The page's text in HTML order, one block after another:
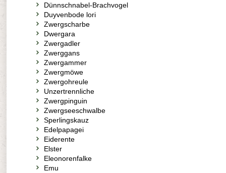
Dünnschnabel-Brachvogel
Duyvenbode lori
Zwergscharbe
Dwergara
Zwergadler
Zwerggans
Zwergammer
Zwergmöwe
Zwergohreule
Unzertrennliche
Zwergpinguin
Zwergseeschwalbe
Sperlingskauz
Edelpapagei
Eiderente
Elster
Eleonorenfalke
Emu